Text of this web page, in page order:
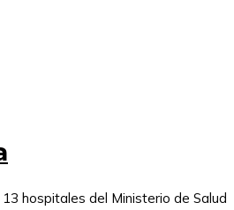
hospitales del Ministerio de Salud